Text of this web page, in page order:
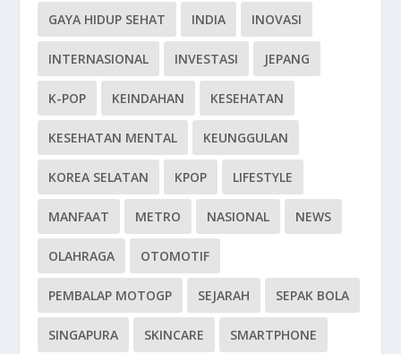
GAYA HIDUP SEHAT INDIA INOVASI
INTERNASIONAL INVESTASI JEPANG
K-POP KEINDAHAN KESEHATAN
KESEHATAN MENTAL KEUNGGULAN
KOREA SELATAN KPOP LIFESTYLE
MANFAAT METRO NASIONAL NEWS
OLAHRAGA OTOMOTIF
PEMBALAP MOTOGP SEJARAH SEPAK BOLA
SINGAPURA SKINCARE SMARTPHONE